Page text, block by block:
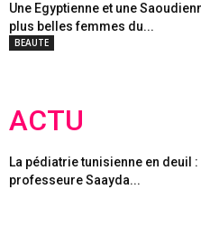
Une Egyptienne et une
plus belles femmes du...
BEAUTE
ACTU
La pédiatrie tunisienne en deuil :
professeure Saayda...